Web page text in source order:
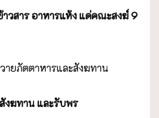
ร อาหารแห้งแด่คณะสงฆ์9
ตาหารและสังฆทาน
งฆทาน และรับพร